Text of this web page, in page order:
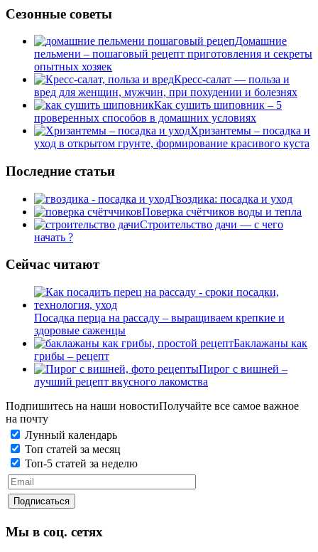
Сезонные советы
Домашние
пельмени – пошаговый рецепт приготовления и секреты
опытных хозяек
Кресс-салат — польза и
вред для женщин, мужчин, при похудении и болезнях
Как сушить шиповник – 5
проверенных способов в домашних условиях
Хризантемы – посадка и
уход в открытом грунте, формирование красивого куста
Последние статьи
Гвоздика: посадка и уход
Поверка счётчиков воды и тепла
Строительство дачи — с чего
начать ?
Сейчас читают
Посадка перца на рассаду – выращиваем крепкие и
здоровые саженцы
Баклажаны как
грибы – рецепт
Пирог с вишней –
лучший рецепт вкусного лакомства
Подпишитесь на наши новостиПолучайте все самое важное
на почту
Лунный календарь
Топ статей за месяц
Топ-5 статей за неделю
Мы в соц. сетях